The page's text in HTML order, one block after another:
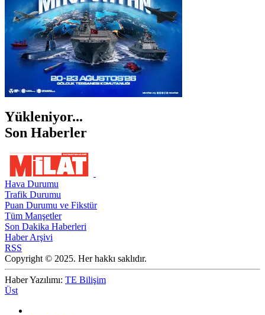
Yükleniyor...
Son Haberler
Hava Durumu
Trafik Durumu
Puan Durumu ve Fikstür
Tüm Manşetler
Son Dakika Haberleri
Haber Arşivi
RSS
Copyright © 2025. Her hakkı saklıdır.
Haber Yazılımı: TE Bilişim
Üst